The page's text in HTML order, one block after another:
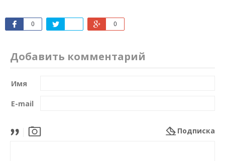
0 0
Добавить комментарий
Имя
E-mail
Подписка